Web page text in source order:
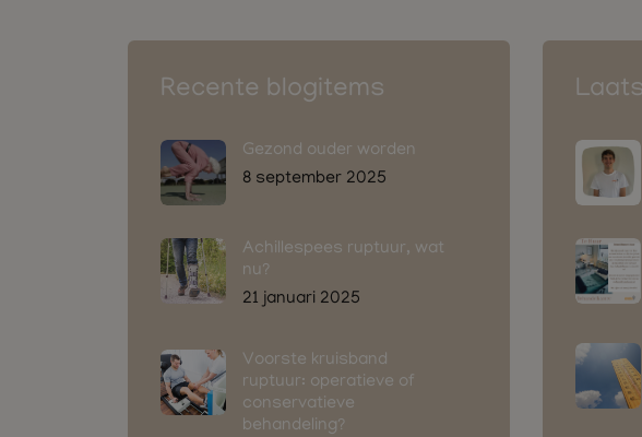
Recente blogitems
Gezond ouder worden
8 september 2025
Achillespees ruptuur, wat
nu?
21 januari 2025
Voorste kruisband
ruptuur: operatieve of
conservatieve
behandeling?